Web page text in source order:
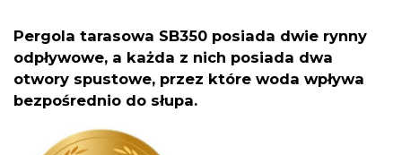
Pergola tarasowa SB350 posiada dwie rynny
odpływowe, a każda z nich posiada dwa
otwory spustowe, przez które woda wpływa
bezpośrednio do słupa.